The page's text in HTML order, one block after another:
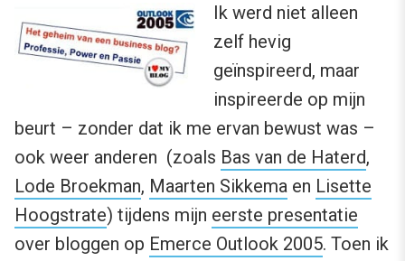
Ik werd niet alleen
zelf hevig
geïnspireerd, maar
inspireerde op mijn
beurt – zonder dat ik me ervan bewust was –
ook weer anderen (zoals Bas van de Haterd,
Lode Broekman, Maarten Sikkema en Lisette
Hoogstrate) tijdens mijn eerste presentatie
over bloggen op Emerce Outlook 2005. Toen ik